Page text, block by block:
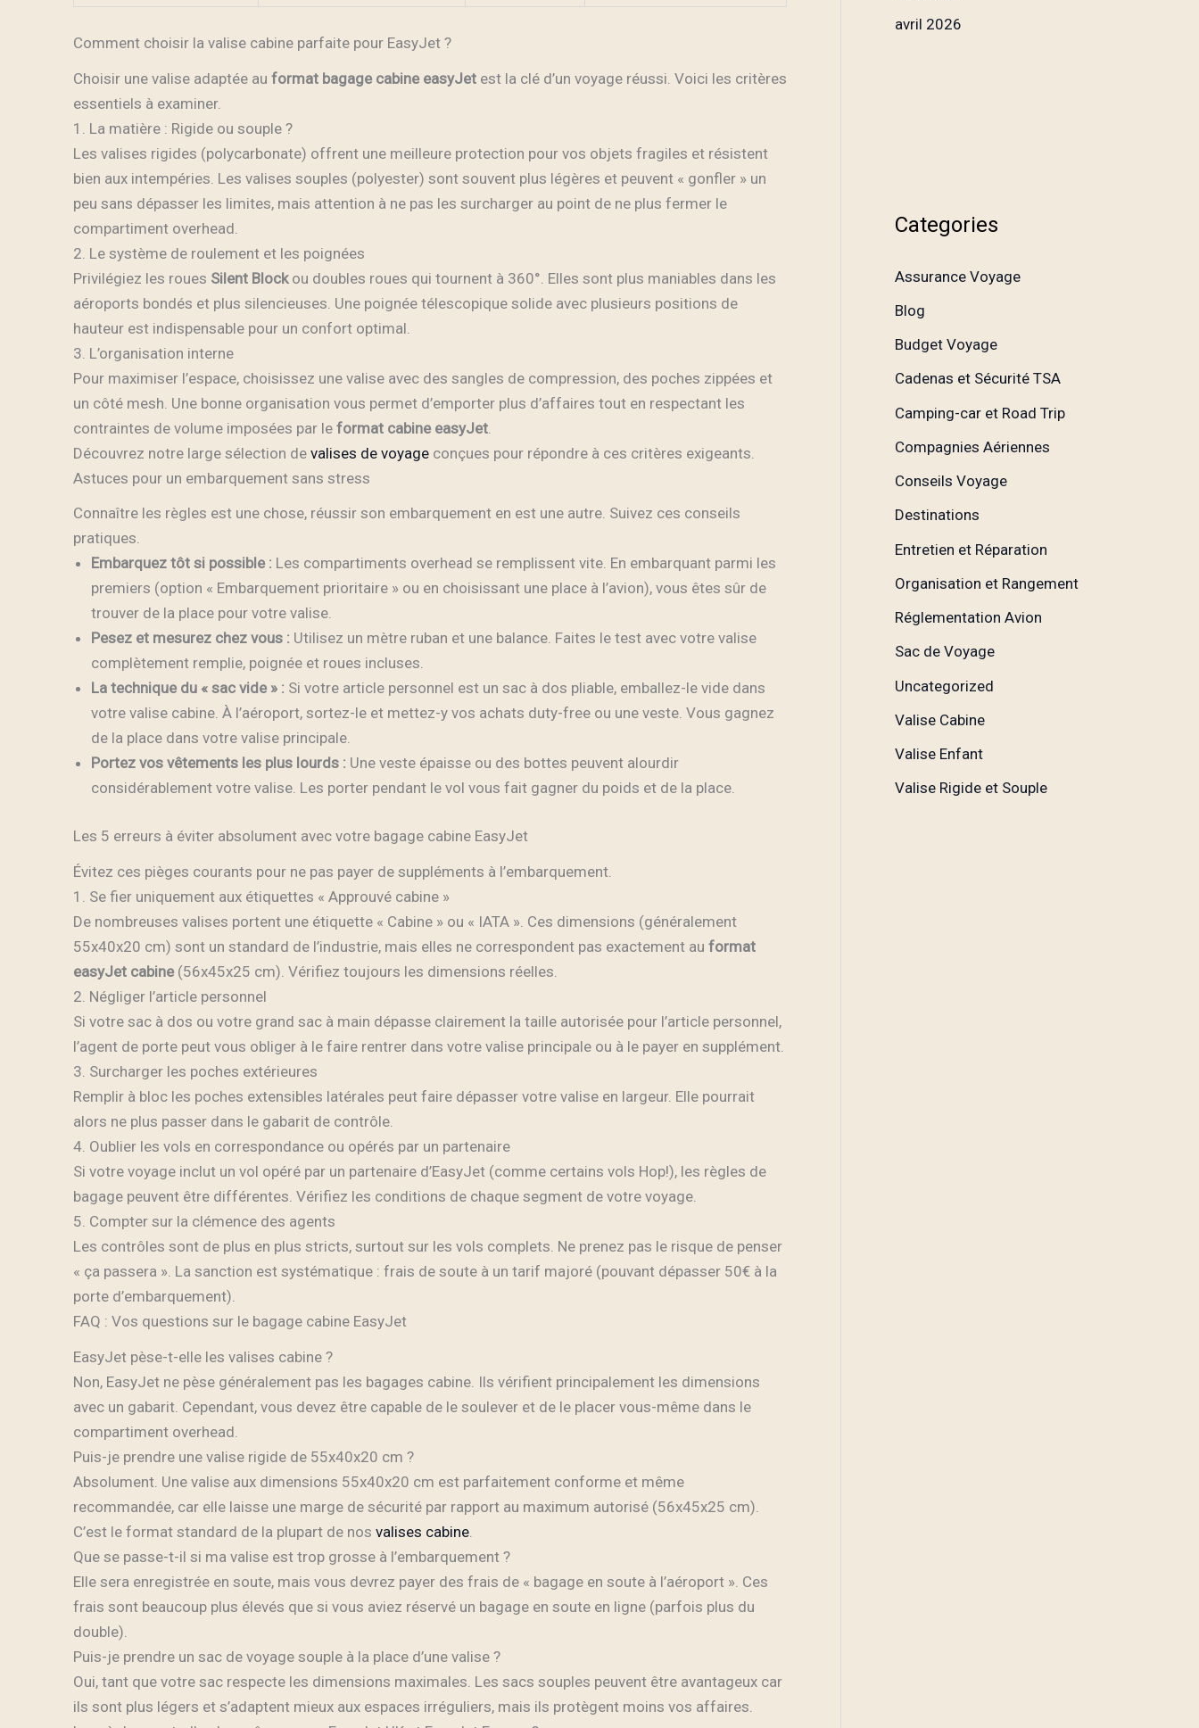
Comment choisir la valise cabine parfaite pour EasyJet ?
Choisir une valise adaptée au format bagage cabine easyJet est la clé d’un voyage réussi. Voici les critères
essentiels à examiner.
1. La matière : Rigide ou souple ?
Les valises rigides (polycarbonate) offrent une meilleure protection pour vos objets fragiles et résistent
bien aux intempéries. Les valises souples (polyester) sont souvent plus légères et peuvent « gonfler » un
peu sans dépasser les limites, mais attention à ne pas les surcharger au point de ne plus fermer le
compartiment overhead.
2. Le système de roulement et les poignées
Privilégiez les roues Silent Blockou doubles roues qui tournent à 360°. Elles sont plus maniables dans les
aéroports bondés et plus silencieuses. Une poignée télescopique solide avec plusieurs positions de
hauteur est indispensable pour un confort optimal.
3. L’organisation interne
Pour maximiser l’espace, choisissez une valise avec des sangles de compression, des poches zippées et
un côté mesh. Une bonne organisation vous permet d’emporter plus d’affaires tout en respectant les
contraintes de volume imposées par le format cabine easyJet
Découvrez notre large sélection de valises de voyage conçues pour répondre à ces critères exigeants.
Astuces pour un embarquement sans stress
Connaître les règles est une chose, réussir son embarquement en est une autre. Suivez ces conseils
pratiques.
Embarquez tôt si possible : Les compartiments overhead se remplissent vite. En embarquant parmi les
premiers (option « Embarquement prioritaire » ou en choisissant une place à l’avion), vous êtes sûr de
trouver de la place pour votre valise.
Pesez et mesurez chez vous : Utilisez un mètre ruban et une balance. Faites le test avec votre valise
complètement remplie, poignée et roues incluses.
La technique du « sac vide » : Si votre article personnel est un sac à dos pliable, emballez-le vide dans
votre valise cabine. À l’aéroport, sortez-le et mettez-y vos achats duty-free ou une veste. Vous gagnez
de la place dans votre valise principale.
Portez vos vêtements les plus lourds : Une veste épaisse ou des bottes peuvent alourdir
considérablement votre valise. Les porter pendant le vol vous fait gagner du poids et de la place.
Les 5 erreurs à éviter absolument avec votre bagage cabine EasyJet
Évitez ces pièges courants pour ne pas payer de suppléments à l’embarquement.
1. Se fier uniquement aux étiquettes « Approuvé cabine »
De nombreuses valises portent une étiquette « Cabine » ou « IATA ». Ces dimensions (généralement
55x40x20 cm) sont un standard de l’industrie, mais elles ne correspondent pas exactement au format
easyJet cabine(56x45x25 cm). Vérifiez toujours les dimensions réelles.
2. Négliger l’article personnel
Si votre sac à dos ou votre grand sac à main dépasse clairement la taille autorisée pour l’article personnel,
l’agent de porte peut vous obliger à le faire rentrer dans votre valise principale ou à le payer en supplément.
3. Surcharger les poches extérieures
Remplir à bloc les poches extensibles latérales peut faire dépasser votre valise en largeur. Elle pourrait
alors ne plus passer dans le gabarit de contrôle.
4. Oublier les vols en correspondance ou opérés par un partenaire
Si votre voyage inclut un vol opéré par un partenaire d’EasyJet (comme certains vols Hop!), les règles de
bagage peuvent être différentes. Vérifiez les conditions de chaque segment de votre voyage.
5. Compter sur la clémence des agents
Les contrôles sont de plus en plus stricts, surtout sur les vols complets. Ne prenez pas le risque de penser
« ça passera ». La sanction est systématique : frais de soute à un tarif majoré (pouvant dépasser 50€ à la
porte d’embarquement).
FAQ : Vos questions sur le bagage cabine EasyJet
EasyJet pèse-t-elle les valises cabine ?
Non, EasyJet ne pèse généralement pas les bagages cabine. Ils vérifient principalement les dimensions
avec un gabarit. Cependant, vous devez être capable de le soulever et de le placer vous-même dans le
compartiment overhead.
Puis-je prendre une valise rigide de 55x40x20 cm ?
Absolument. Une valise aux dimensions 55x40x20 cm est parfaitement conforme et même
recommandée, car elle laisse une marge de sécurité par rapport au maximum autorisé (56x45x25 cm).
C’est le format standard de la plupart de nos valises cabine
Que se passe-t-il si ma valise est trop grosse à l’embarquement ?
Elle sera enregistrée en soute, mais vous devrez payer des frais de « bagage en soute à l’aéroport ». Ces
frais sont beaucoup plus élevés que si vous aviez réservé un bagage en soute en ligne (parfois plus du
double).
Puis-je prendre un sac de voyage souple à la place d’une valise ?
Oui, tant que votre sac respecte les dimensions maximales. Les sacs souples peuvent être avantageux car
ils sont plus légers et s’adaptent mieux aux espaces irréguliers, mais ils protègent moins vos affaires.
avril 2026
Categories
Assurance Voyage
Blog
Budget Voyage
Cadenas et Sécurité TSA
Camping-car et Road Trip
Compagnies Aériennes
Conseils Voyage
Destinations
Entretien et Réparation
Organisation et Rangement
Réglementation Avion
Sac de Voyage
Uncategorized
Valise Cabine
Valise Enfant
Valise Rigide et Souple